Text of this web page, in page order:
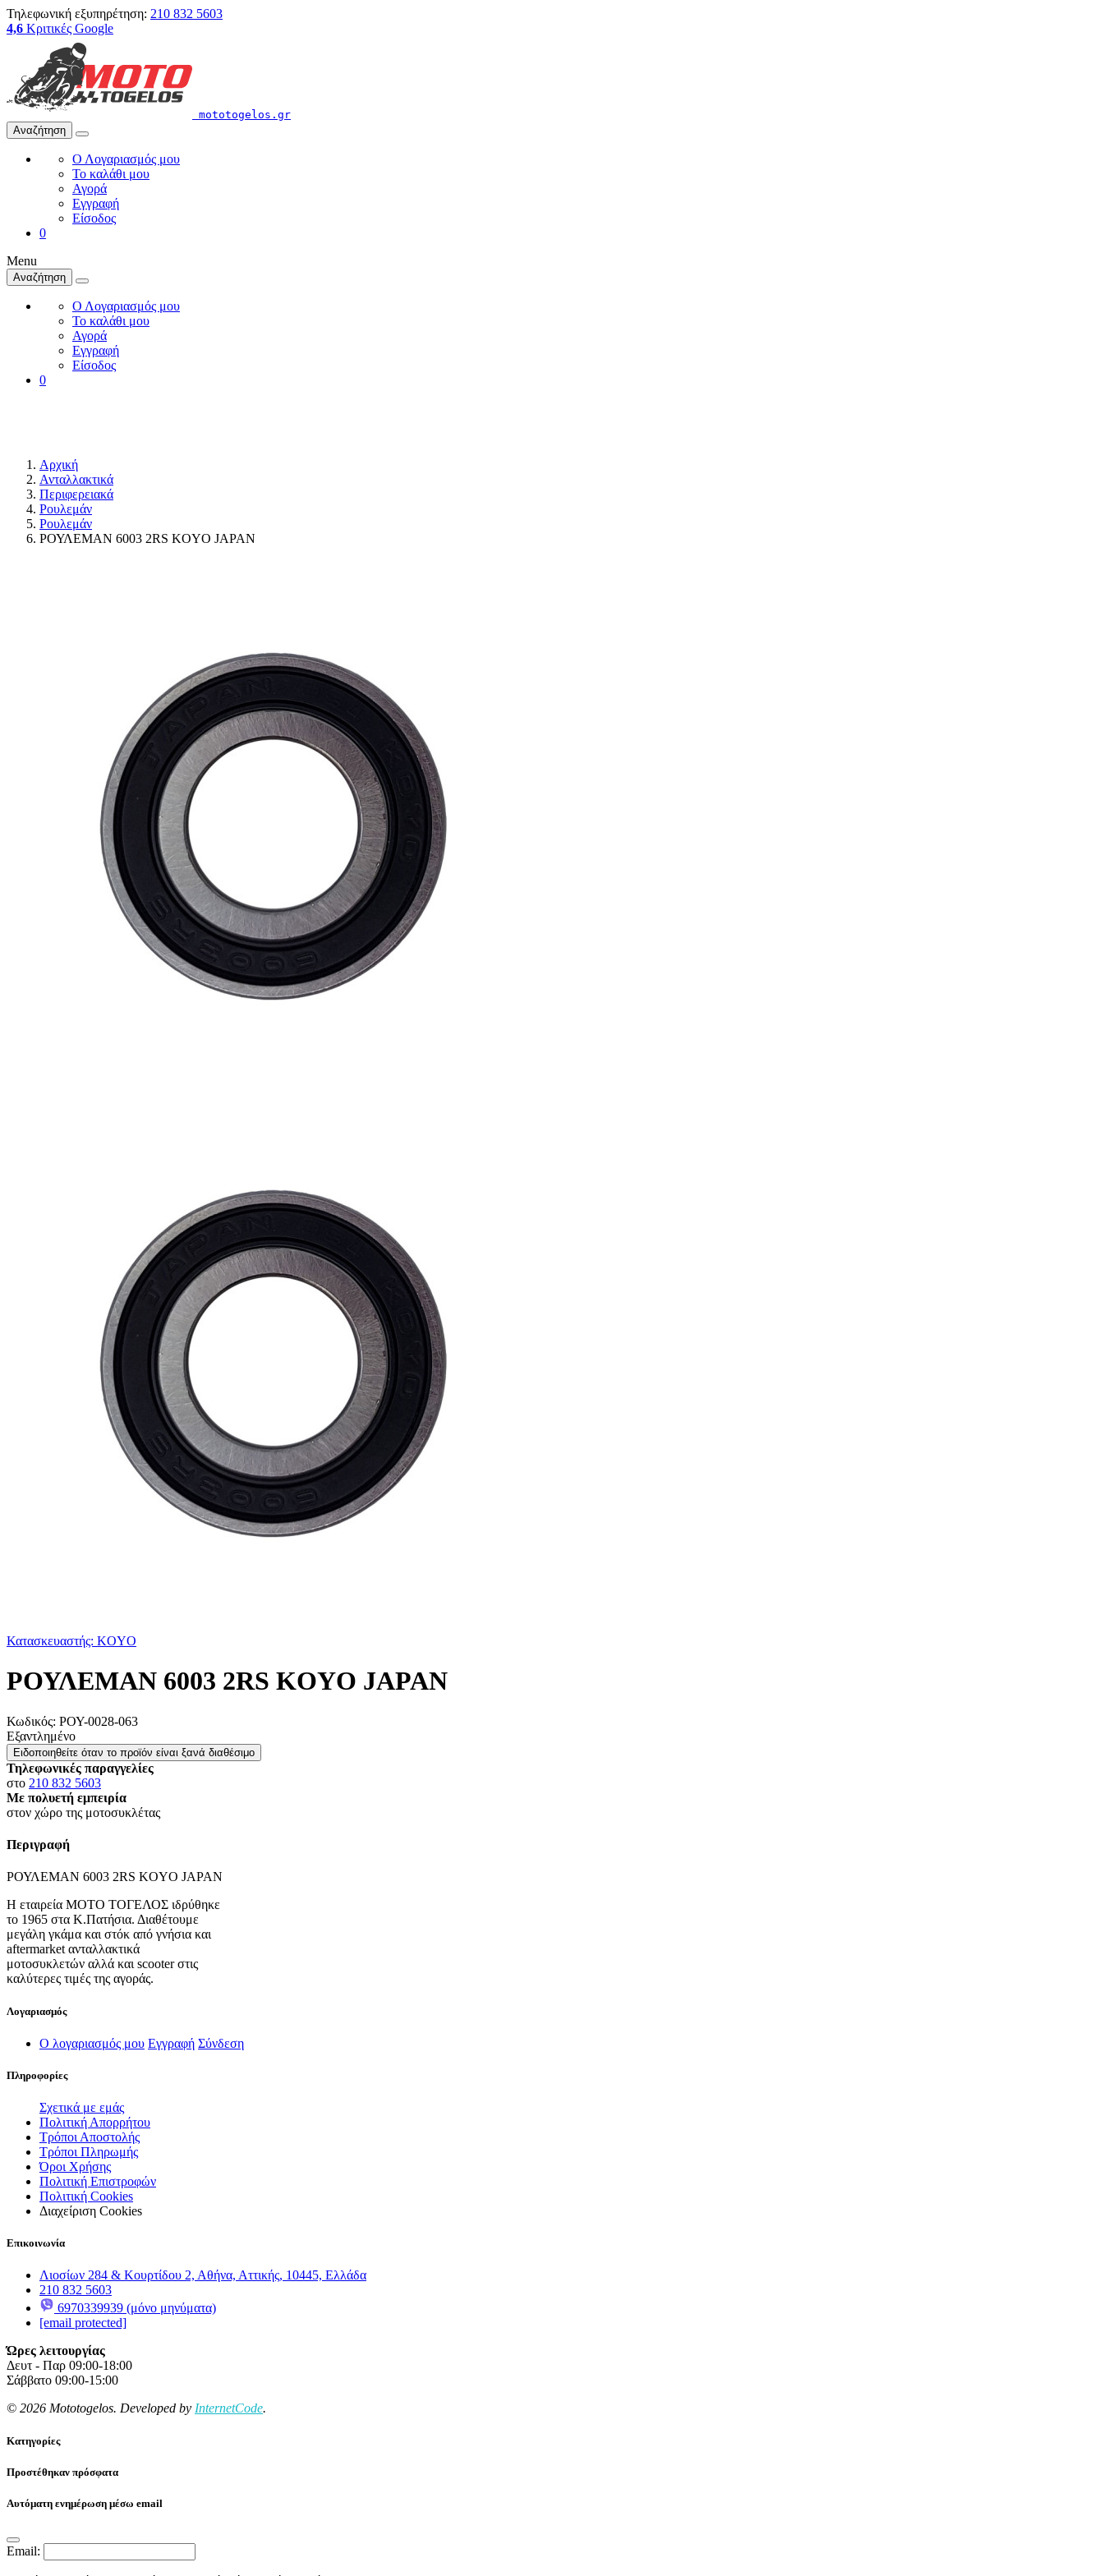
Τηλεφωνική εξυπηρέτηση: 210 832 5603
4,6 Κριτικές Google
mototogelos.gr
Αναζήτηση
Ο Λογαριασμός μου
Το καλάθι μου
Αγορά
Εγγραφή
Είσοδος
0
Menu
Αναζήτηση
Ο Λογαριασμός μου
Το καλάθι μου
Αγορά
Εγγραφή
Είσοδος
0
Αρχική
Ανταλλακτικά
Περιφερειακά
Ρουλεμάν
Ρουλεμάν
ΡΟΥΛΕΜΑΝ 6003 2RS KOYO JAPAN
Κατασκευαστής: KOYO
ΡΟΥΛΕΜΑΝ 6003 2RS KOYO JAPAN
Κωδικός: ΡΟΥ-0028-063
Εξαντλημένο
Ειδοποιηθείτε όταν το προϊόν είναι ξανά διαθέσιμο
Τηλεφωνικές παραγγελίες
στο 210 832 5603
Με πολυετή εμπειρία
στον χώρο της μοτοσυκλέτας
Περιγραφή
ΡΟΥΛΕΜΑΝ 6003 2RS KOYO JAPAN
Η εταιρεία ΜΟΤΟ ΤΟΓΕΛΟΣ ιδρύθηκε
το 1965 στα Κ.Πατήσια. Διαθέτουμε
μεγάλη γκάμα και στόκ από γνήσια και
aftermarket ανταλλακτικά
μοτοσυκλετών αλλά και scooter στις
καλύτερες τιμές της αγοράς.
Λογαριασμός
Ο λογαριασμός μου Εγγραφή Σύνδεση
Πληροφορίες
Σχετικά με εμάς
Πολιτική Απορρήτου
Τρόποι Αποστολής
Τρόποι Πληρωμής
Όροι Χρήσης
Πολιτική Επιστροφών
Πολιτική Cookies
Διαχείριση Cookies
Επικοινωνία
Λιοσίων 284 & Κουρτίδου 2, Αθήνα, Αττικής, 10445, Ελλάδα
210 832 5603
6970339939 (μόνο μηνύματα)
[email protected]
Ώρες λειτουργίας
Δευτ - Παρ 09:00-18:00
Σάββατο 09:00-15:00
© 2026 Mototogelos. Developed by InternetCode.
Κατηγορίες
Προστέθηκαν πρόσφατα
Αυτόματη ενημέρωση μέσω email
Email: